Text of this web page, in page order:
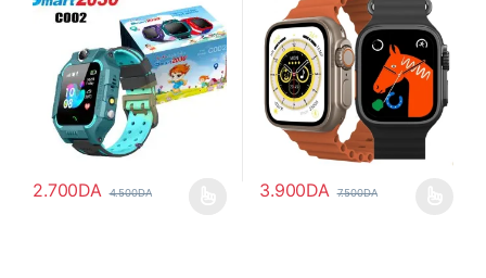
Conditions & Politique: